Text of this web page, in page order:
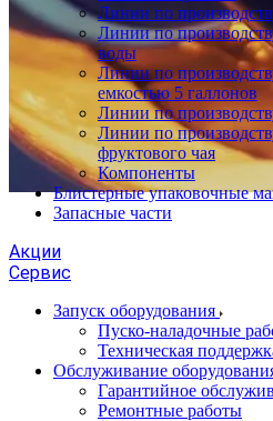
Линии по
Линии по
воды
Линии по
емкостью 5 галлонов
Линии по
Линии по
фруктового чая
Компоненты
Блистерные упаковочные
Запасные части
Акции
Сервис
Запуск оборудования
Пуско-наладочные
Техническая
Обслуживание
Гарантийное
Ремонтные работы